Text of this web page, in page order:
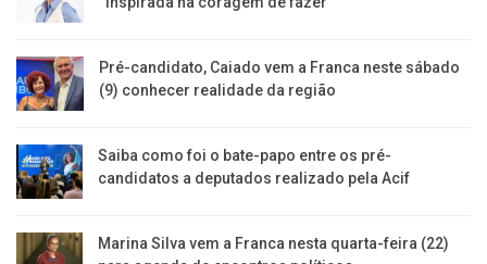
Pré-candidato, Caiado vem a Franca neste sábado
(9) conhecer realidade da região
Saiba como foi o bate-papo entre os pré-
candidatos a deputados realizado pela Acif
Marina Silva vem a Franca nesta quarta-feira (22)